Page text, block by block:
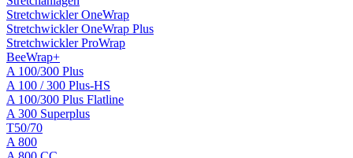
Stretchwickler OneWrap
Stretchwickler OneWrap Plus
Stretchwickler ProWrap
BeeWrap+
A 100/300 Plus
A 100 / 300 Plus-HS
A 100/300 Plus Flatline
A 300 Superplus
T50/70
A 800